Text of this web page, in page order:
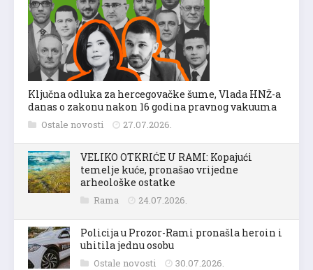
Ključna odluka za hercegovačke šume, Vlada HNŽ-a
danas o zakonu nakon 16 godina pravnog vakuuma
Ostale novosti 27.07.2026.
VELIKO OTKRIĆE U RAMI: Kopajući
temelje kuće, pronašao vrijedne
arheološke ostatke
Rama 24.07.2026.
Policija u Prozor-Rami pronašla heroin i
uhitila jednu osobu
Ostale novosti 30.07.2026.